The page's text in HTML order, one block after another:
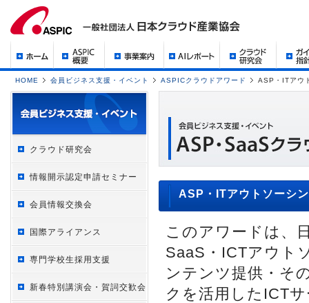
HOME 会員ビジネス支援・イベント ASPICクラウドアワード ASP・ITアウ
クラウド研究会
情報開示認定申請セミナー
会員情報交換会
国際アライアンス
専門学校生採用支援
新春特別講演会・賀詞交歓会
ASP・ITアウトソーシ
このアワードは、
SaaS・ICTアウト
ンテンツ提供・そ
クを活用したICT